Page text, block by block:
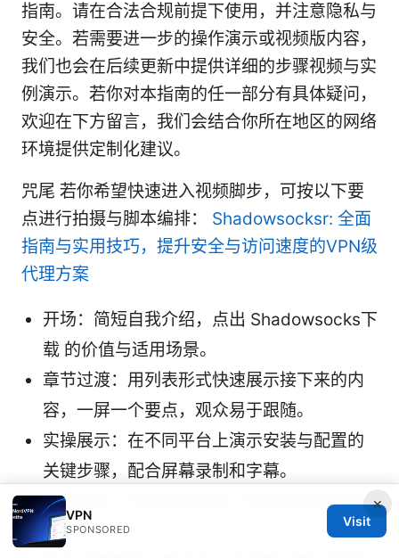
指南。请在合法合规前提下使用，并注意隐私与
安全。若需要进一步的操作演示或视频版内容，
我们也会在后续更新中提供详细的步骤视频与实
例演示。若你对本指南的任一部分有具体疑问，
欢迎在下方留言，我们会结合你所在地区的网络
环境提供定制化建议。
咒尾 若你希望快速进入视频脚步，可按以下要
点进行拍摄与脚本编排： Shadowsocksr: 全面
指南与实用技巧，提升安全与访问速度的VPN级
代理方案
开场：简短自我介绍，点出 Shadowsocks下
载 的价值与适用场景。
章节过渡：用列表形式快速展示接下来的内
容，一屏一个要点，观众易于跟随。
实操展示：在不同平台上演示安装与配置的
关键步骤，配合屏幕录制和字幕。
实用技巧：分享性能优化、隐私保护的实际
做法。
×
VPN
SPONSORED
Visit